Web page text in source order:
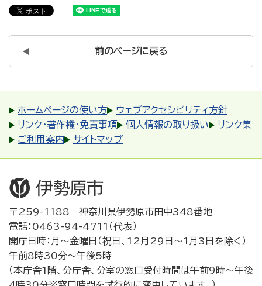
前のページに戻る
ホームページの使い方
ウェブアクセシビリティ方針
リンク・著作権・免責事項
個人情報の取り扱い
リンク集
ご利用案内
サイトマップ
〒259-1188 神奈川県伊勢原市田中348番地
電話：0463-94-4711（代表）
開庁日時：月～金曜日（祝日、12月29日～1月3日を除く）
午前8時30分～午後5時
（本庁舎1階、分庁舎、分室の窓口受付時間は午前9時～午後